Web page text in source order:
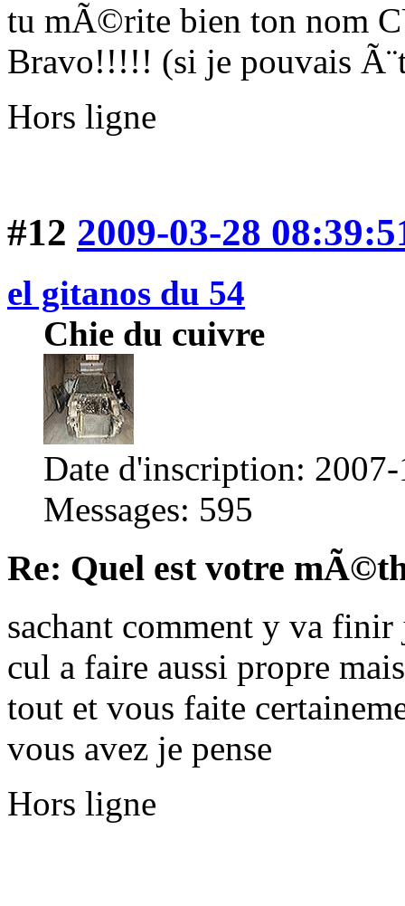
tu mÃ©rite bien ton nom
Bravo!!!!! (si je pouvais
Hors ligne
#12 2009-03-28
el gitanos du 54
Chie du cuivre
Date d'inscription:
Messages: 595
Re: Quel est votre
sachant comment y va finir
cul a faire aussi propre
tout et vous faite
vous avez je pense
Hors ligne